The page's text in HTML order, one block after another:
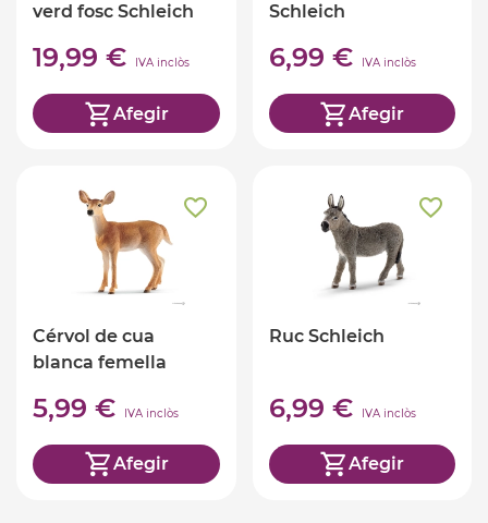
verd fosc Schleich
19,99 € IVA inclòs
Afegir
Schleich
6,99 € IVA inclòs
Afegir
Cérvol de cua
blanca femella
5,99 € IVA inclòs
Afegir
Ruc Schleich
6,99 € IVA inclòs
Afegir